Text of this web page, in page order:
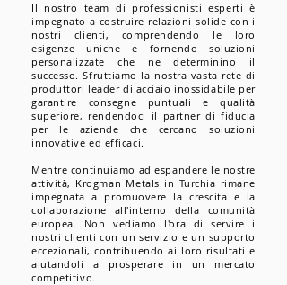
Il nostro team di professionisti esperti è
impegnato a costruire relazioni solide con i
nostri clienti, comprendendo le loro
esigenze uniche e fornendo soluzioni
personalizzate che ne determinino il
successo. Sfruttiamo la nostra vasta rete di
produttori leader di acciaio inossidabile per
garantire consegne puntuali e qualità
superiore, rendendoci il partner di fiducia
per le aziende che cercano soluzioni
innovative ed efficaci.
Mentre continuiamo ad espandere le nostre
attività, Krogman Metals in Turchia rimane
impegnata a promuovere la crescita e la
collaborazione all'interno della comunità
europea. Non vediamo l'ora di servire i
nostri clienti con un servizio e un supporto
eccezionali, contribuendo ai loro risultati e
aiutandoli a prosperare in un mercato
competitivo.